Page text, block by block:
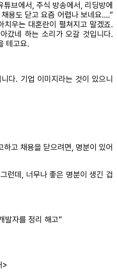
브에서, 주식 방송에서, 리딩방에
용도 닫고 요즘 어렵나 보네요….”
우는 대혼란이 펼쳐지고 말겠죠.
갔네 하는 소리가 오갈 것입니다.
테고요.
다. 기업 이미지라는 것이 있으니
고 채용을 닫으려면, 명분이 있어
런데, 너무나 좋은 명분이 생긴 겁
발자를 정리 해고”
>